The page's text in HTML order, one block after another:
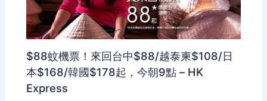
$88蚊機票！來回台中$88/越泰柬$108/日
本$168/韓國$178起，今朝9點 – HK
Express